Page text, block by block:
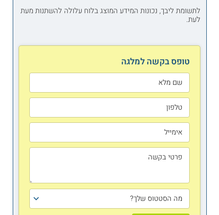
לתשומת ליבך, נכונות המידע המוצג בלוח עלולה להשתנות מעת
לעת.
טופס בקשה למלגה